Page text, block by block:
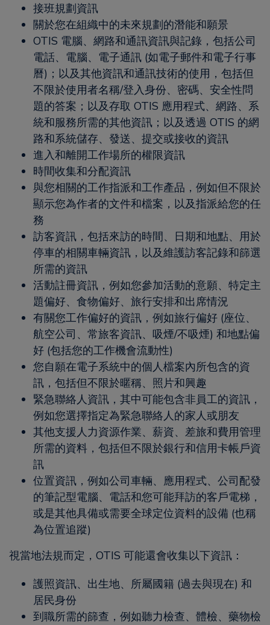
接班規劃資訊
關於您在組織中的未來規劃的潛能和願景
OTIS 電腦、網路和通訊資訊與記錄，包括公司
電話、電腦、電子通訊 (如電子郵件和電子行事
曆)；以及其他資訊和通訊技術的使用，包括但
不限於使用者名稱/登入身份、密碼、安全性問
題的答案；以及存取 OTIS 應用程式、網路、系
統和服務所需的其他資訊；以及透過 OTIS 的網
路和系統儲存、發送、提交或接收的資訊
進入和離開工作場所的權限資訊
時間收集和分配資訊
與您相關的工作指派和工作產品，例如但不限於
顯示您為作者的文件和檔案，以及指派給您的任
務
訪客資訊，包括來訪的時間、日期和地點、用於
停車的相關車輛資訊，以及維護訪客記錄和篩選
所需的資訊
活動註冊資訊，例如您參加活動的意願、特定主
題偏好、食物偏好、旅行安排和出席情況
有關您工作偏好的資訊，例如旅行偏好 (座位、
航空公司、常旅客資訊、吸煙/不吸煙) 和地點偏
好 (包括您的工作機會流動性)
您自願在電子系統中的個人檔案內所包含的資
訊，包括但不限於暱稱、照片和興趣
緊急聯絡人資訊，其中可能包含非員工的資訊，
例如您選擇指定為緊急聯絡人的家人或朋友
其他支援人力資源作業、薪資、差旅和費用管理
所需的資料，包括但不限於銀行和信用卡帳戶資
訊
位置資訊，例如公司車輛、應用程式、公司配發
的筆記型電腦、電話和您可能拜訪的客戶電梯，
或是其他具備或需要全球定位資料的設備 (也稱
為位置追蹤)
視當地法規而定，OTIS 可能還會收集以下資訊：
護照資訊、出生地、所屬國籍 (過去與現在) 和
居民身份
到職所需的篩查，例如聽力檢查、體檢、藥物檢